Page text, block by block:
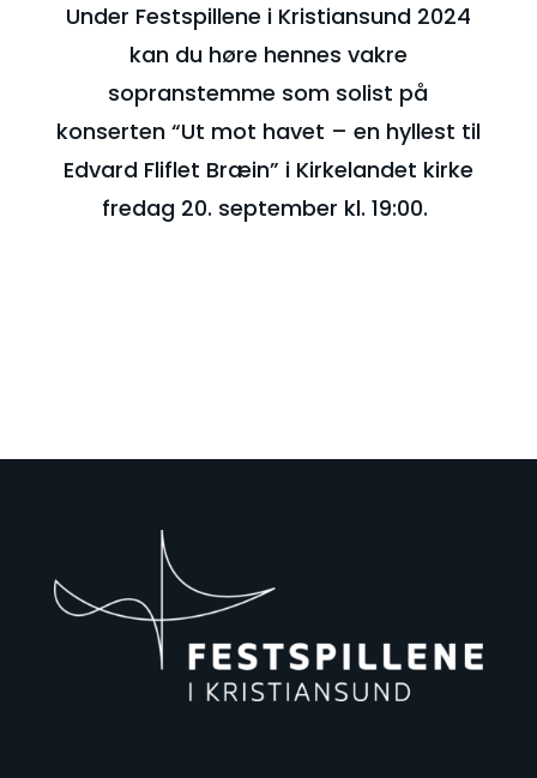
Under Festspillene i Kristiansund 2024
kan du høre hennes vakre
sopranstemme som solist på
konserten “Ut mot havet – en hyllest til
Edvard Fliflet Bræin” i Kirkelandet kirke
fredag 20. september kl. 19:00.